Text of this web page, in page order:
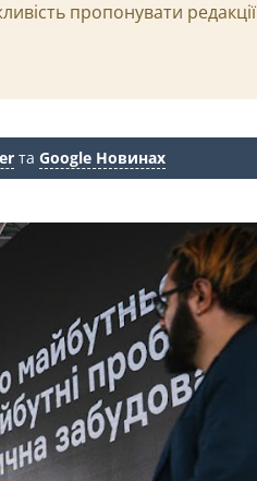
пропонувати редакції
та Google Новинах